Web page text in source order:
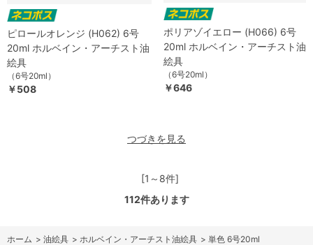
ピロールオレンジ (H062) 6号
20ml ホルベイン・アーチスト油
絵具
（6号20ml）
￥508
ポリアゾイエロー (H066) 6号
20ml ホルベイン・アーチスト油
絵具
（6号20ml）
￥646
つづきを見る
[1～8件]
112件あります
ホーム > 油絵具 > ホルベイン・アーチスト油絵具 > 単色 6号20ml